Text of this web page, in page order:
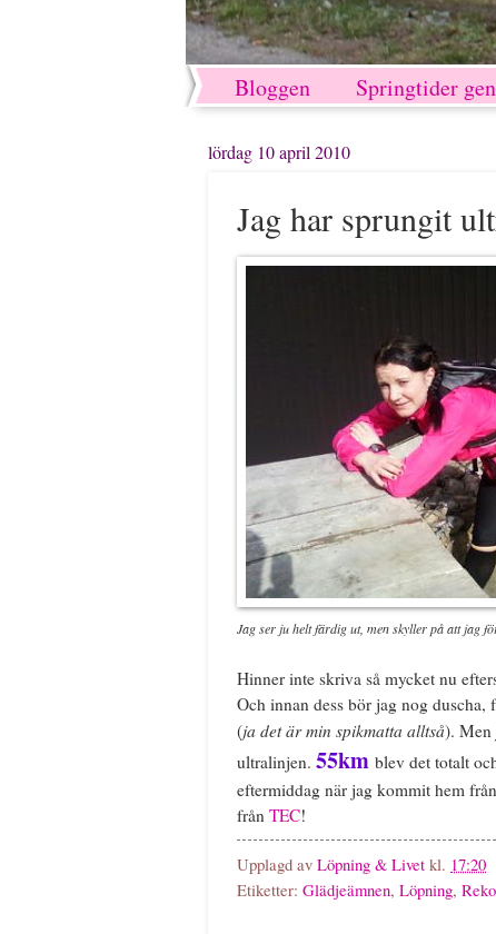
Bloggen Springtider
lördag 10 april 2010
Jag har sprungit
Jag ser ju helt färdig ut, men skyller på att jag
Hinner inte skriva så mycket nu
Och innan dess bör jag nog
(ja det är min spikmatta alltså). Men
ultralinjen. 55km blev det totalt
eftermiddag när jag kommit hem
från TEC!
Upplagd av Löpning & Livet kl. 17:20
Etiketter: Glädjeämnen, Löpning,